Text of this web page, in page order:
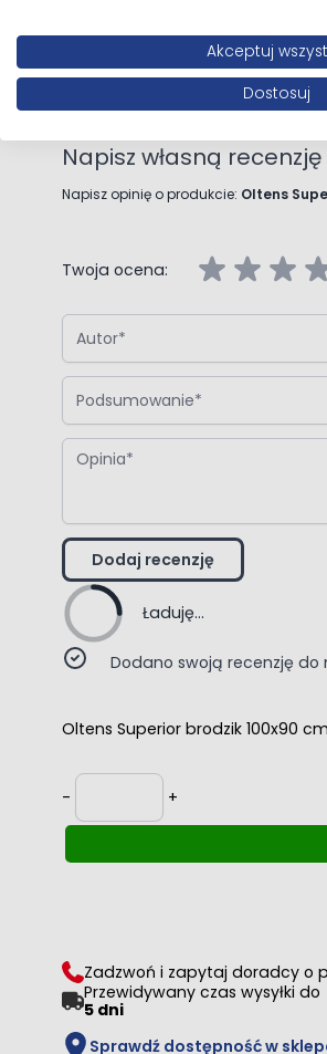
Opinie klientów
Napisz własną recenzję
Napisz opinię o produkcie: Oltens
Twoja ocena:
Autor
Podsumowanie
Opinia
Dodaj recenzję
Ładuję...
Dodano swoją recenzję do
Oltens Superior brodzik 100x90
-
Ilość
+
Zadzwoń i zapytaj doradcy o
Przewidywany czas wysyłki do
5 dni
Sprawdź dostępność w
Akceptuj
Dostosuj